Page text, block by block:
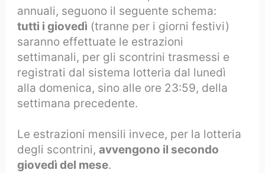
annuali, seguono il seguente schema:
tutti i giovedì (tranne per i giorni festivi)
saranno effettuate le estrazioni
settimanali, per gli scontrini trasmessi e
registrati dal sistema lotteria dal lunedì
alla domenica, sino alle ore 23:59, della
settimana precedente.
Le estrazioni mensili invece, per la lotteria
degli scontrini,avvengono il secondo
giovedì del mese.